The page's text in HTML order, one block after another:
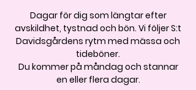
Dagar för dig som längtar efter
avskildhet, tystnad och bön. Vi följer S:t
Davidsgårdens rytm med mässa och
tideböner.
Du kommer på måndag och stannar
en eller flera dagar.